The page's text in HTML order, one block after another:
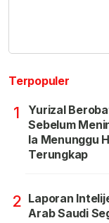
Terpopuler
1
Yurizal
Sebelum
Ia Menunggu
Terungkap
2 Laporan
Arab Saudi